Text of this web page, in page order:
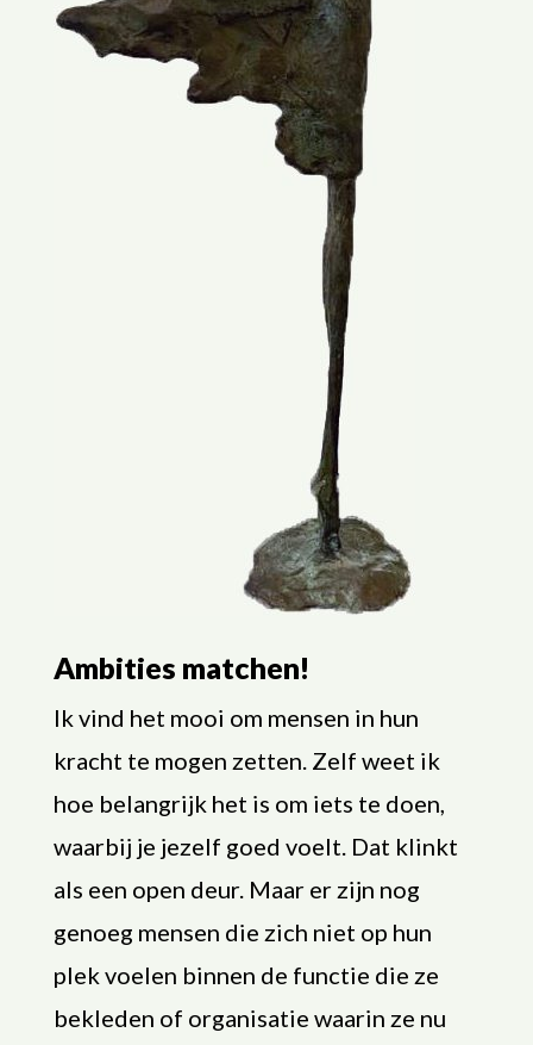
Ambities matchen!
Ik vind het mooi om mensen in hun
kracht te mogen zetten. Zelf weet ik
hoe belangrijk het is om iets te doen,
waarbij je jezelf goed voelt. Dat klinkt
als een open deur. Maar er zijn nog
genoeg mensen die zich niet op hun
plek voelen binnen de functie die ze
bekleden of organisatie waarin ze nu